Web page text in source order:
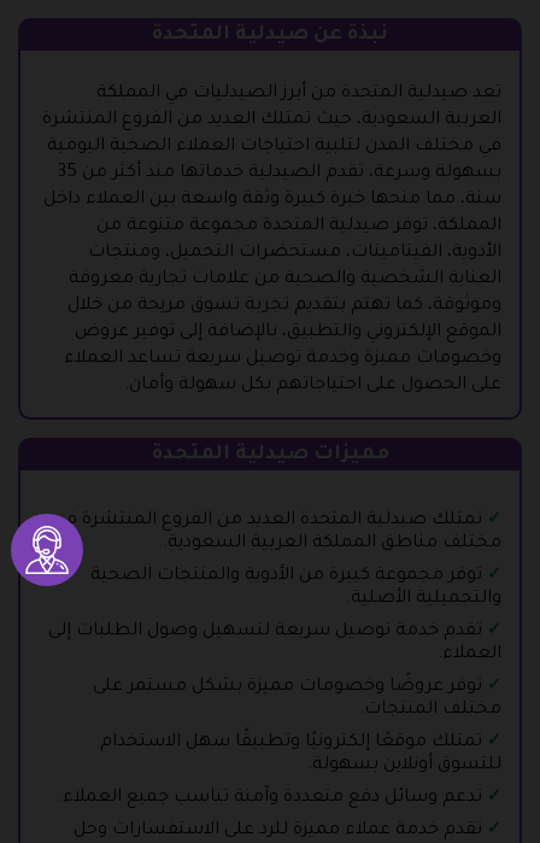
نبذة عن صيدلية المتحدة
تعد صيدلية المتحدة من أبرز الصيدليات في المملكة
العربية السعودية، حيث تمتلك العديد من الفروع المنتشرة
في مختلف المدن لتلبية احتياجات العملاء الصحية اليومية
بسهولة وسرعة، تقدم الصيدلية خدماتها منذ أكثر من 35
سنة، مما منحها خبرة كبيرة وثقة واسعة بين العملاء داخل
المملكة، توفر صيدلية المتحدة مجموعة متنوعة من
الأدوية، الفيتامينات، مستحضرات التجميل، ومنتجات
العناية الشخصية والصحية من علامات تجارية معروفة
وموثوقة، كما تهتم بتقديم تجربة تسوق مريحة من خلال
الموقع الإلكتروني والتطبيق، بالإضافة إلى توفير عروض
وخصومات مميزة وخدمة توصيل سريعة تساعد العملاء
على الحصول على احتياجاتهم بكل سهولة وأمان.
مميزات صيدلية المتحدة
تمتلك صيدلية المتحدة العديد من الفروع المنتشرة في
مختلف مناطق المملكة العربية السعودية.
توفر مجموعة كبيرة من الأدوية والمنتجات الصحية
والتجميلية الأصلية.
تقدم خدمة توصيل سريعة لتسهيل وصول الطلبات إلى
العملاء.
توفر عروضًا وخصومات مميزة بشكل مستمر على
مختلف المنتجات.
تمتلك موقعًا إلكترونيًا وتطبيقًا سهل الاستخدام
للتسوق أونلاين بسهولة.
تدعم وسائل دفع متعددة وآمنة تناسب جميع العملاء.
تقدم خدمة عملاء مميزة للرد على الاستفسارات وحل